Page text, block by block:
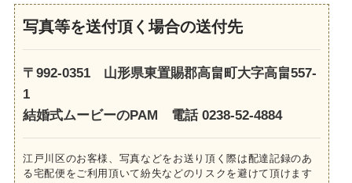
写真等を送付頂く場合の送付先
〒992-0351 山形県東置賜郡高畠町大字高畠557-
1
結婚式ムービーのPAM 電話 0238-52-4884
江戸川区のお客様、写真などをお送り頂く際は配達記録のあ
る宅配便をご利用頂いて紛失などのリスクを避けて頂けます